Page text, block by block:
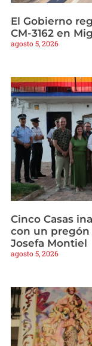
El Gobierno
CM-3162 en
agosto 5, 2026
Cinco Casas
con un pregón
Josefa Montiel
agosto 5, 2026